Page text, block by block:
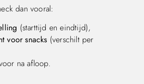
dan vooral:
(starttijd en eindtijd),
voor snacks (verschilt per
na afloop.